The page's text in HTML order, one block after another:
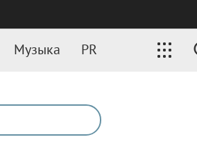
Музыка PR